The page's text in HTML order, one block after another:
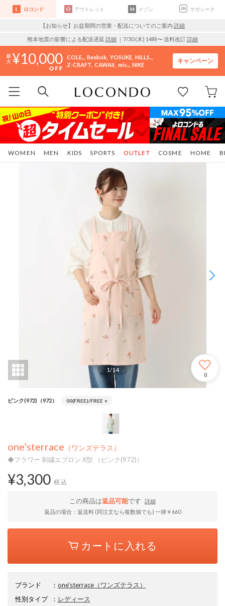
ロコンド アウトレット メゾン マガシーク
【お知らせ】お盆期間の営業・配送についてのご案内 詳細
熊本地震の影響による配送遅延 詳細 ｜7/30 (木) 14時〜 送料改訂詳細
10,000 COLE.. Reebok YOSUKE HILLS..
Z-CRAFT CAWAII mis.. NIKE
キャンペーン
WOMEN MEN KIDS SPORTS COSME HOME
OUTLET
1/14
0
ピンク(972)（972） 00(FREE)/FREE ○
one'sterrace （ワンズテラス）
◆フラワー 刺繍エプロン X型 （ピンク(972)）
¥3,300 税込
この商品は返品可能です
詳細
返品の場合：返送料 (同注文なら複数個でも) 一律￥660
カートに入れる
ブランド ： one'sterrace（ワンズテラス）
性別タイプ
： レディース